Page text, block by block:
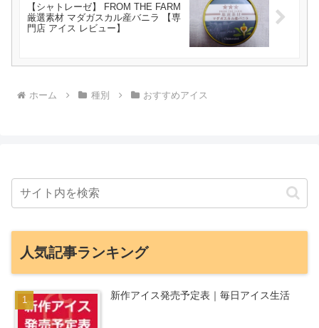
【シャトレーゼ】 FROM THE FARM
厳選素材 マダガスカル産バニラ 【専
門店 アイス レビュー】
ホーム 種別 おすすめアイス
人気記事ランキング
新作アイス発売予定表｜毎日アイス生活